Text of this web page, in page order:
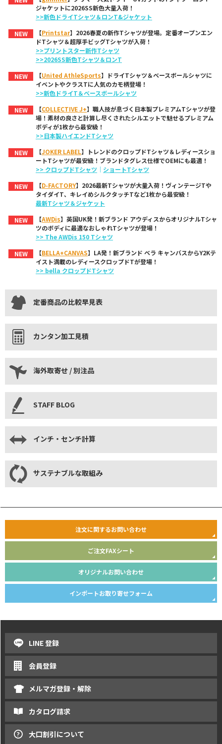
ジャケットに2026SS新色大量入荷！
>>新色ドライTシャツ＆ロンT&ジャケット
NEW
【Printstar】2026春夏の新作Tシャツが登場。定番オープンエン
ドTシャツ＆超厚手ビッグTシャツが入荷！
>>プリントスター新作Tシャツ
>>2026SS新色Tシャツ＆ロンT
NEW
【United AthleSports】ドライTシャツ＆ベースボールシャツに
イベントやクラスTに人気のカモ柄登場！
>>新色ドライT＆ベースボールシャツ
NEW
【COLLECTIVE J+】職人技が息づく日本製プレミアムTシャツが登
場！素材の良さと計算し尽くされたシルエットで魅せるプレミアム
ボディが1枚から最安級！
>>日本製ハイエンドTシャツ
NEW
【JOKER LABEL】トレンドのクロップドTシャツ＆レディースショ
ートTシャツが最安級！ブランドタグレス仕様でOEMにも最適！
>> クロップドTシャツ ｜ ショートTシャツ
NEW
【D-FACTORY】2026最新Tシャツが大量入荷！ヴィンテージTや
タイダイT、キレイめシルクタッチTなど1枚から最安級！
最新Tシャツ＆ジャケット
NEW
【AWDis】英国UK発！新ブランド アウディスからオリジナルTシャ
ツのボディに最適なおしゃれTシャツが登場！
>> The AWDis 150 Tシャツ
NEW
【BELLA+CANVAS】LA発！新ブランド ベラ キャンバスからY2Kテ
イスト満載のレディースクロップドTが登場！
>> bella クロップドTシャツ
定番商品の比較早見表
カンタン加工見積
海外取寄せ / 別注品
STAFF BLOG
インチ・センチ計算
サステナブルな取組み
注文に関するお問い合わせ
ご注文FAXシート
オリジナルお問い合わせ
インポートお取り寄せフォーム
LINE 登録
会員登録
メルマガ登録・解除
カタログ請求
大口割引について